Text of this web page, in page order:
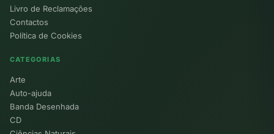
Livro de Reclamações
Contactos
Política de Cookies
CATEGORIAS
Arte
Auto-ajuda
Banda Desenhada
CD